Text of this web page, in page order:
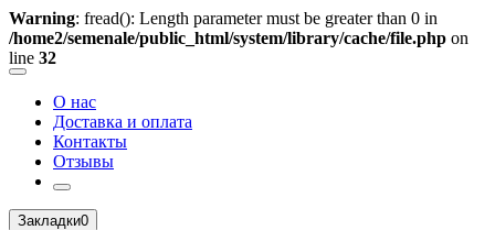
Warning: fread(): Length parameter must be greater than 0 in
/home2/semenale/public_html/system/library/cache/file.php on
line 32
О нас
Доставка и оплата
Контакты
Отзывы
Закладки0